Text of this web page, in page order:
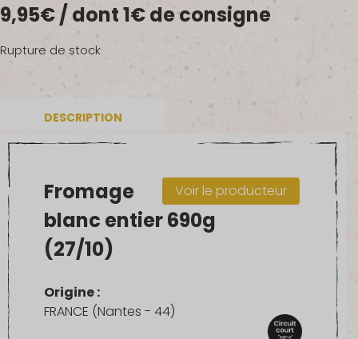
NOS MARCHÉS
9,95€/ dont 1€ de consigne
Rupture de stock
DESCRIPTION
Voir le producteur
Fromage
blanc entier 690g
(27/10)
Origine :
FRANCE (Nantes - 44)